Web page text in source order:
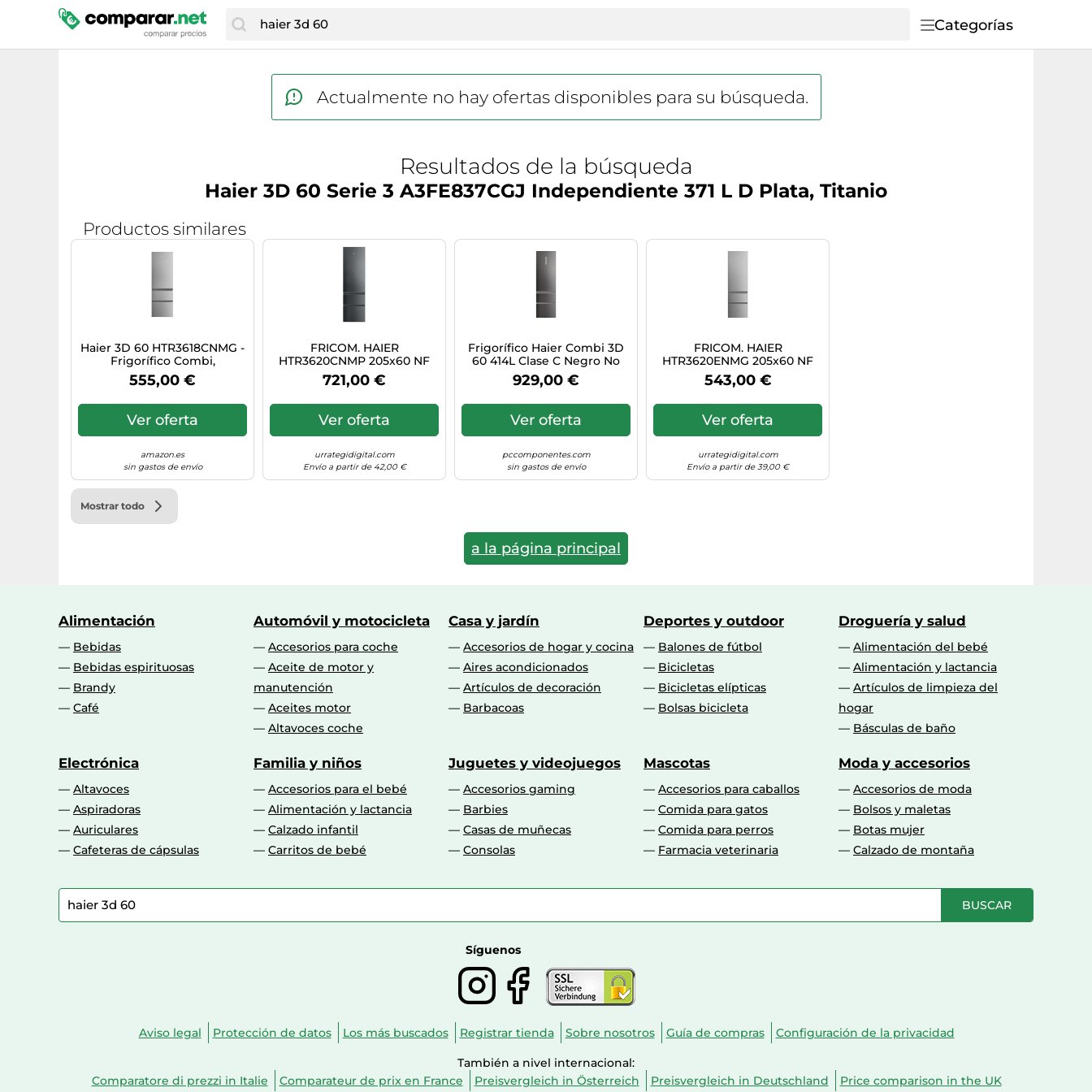
Categorías
Actualmente no hay ofertas disponibles para su búsqueda.
Resultados de la búsqueda
Haier 3D 60 Serie 3 A3FE837CGJ Independiente 371 L D Plata, Titanio
Productos similares
Haier 3D 60 HTR3618CNMG -
Frigorífico Combi,
Capacidad 360L, Cajones
Direct Access, Circular
Cajón 0º Fresh Zone, Total
No Frost, Ancho 60cm, Alto
1,85m, Iluminación LED, Inox
555,00 €
Ver oferta
amazon.es
sin gastos de envío
FRICOM. HAIER
HTR3620CNMP 205x60 NF
INOX 3D 3P
721,00 €
Ver oferta
urrategidigital.com
Envío a partir de 42,00 €
Frigorífico Haier Combi 3D
60 414L Clase C Negro No
Frost Display Digital
929,00 €
Ver oferta
pccomponentes.com
sin gastos de envío
FRICOM. HAIER
HTR3620ENMG 205x60 NF
INOX 3D 3P
543,00 €
Ver oferta
urrategidigital.com
Envío a partir de 39,00 €
Mostrar todo
a la página principal
Alimentación
Bebidas
Bebidas espirituosas
Brandy
Café
Automóvil y motocicleta
Accesorios para coche
Aceite de motor y
manutención
Aceites motor
Altavoces coche
Casa y jardín
Accesorios de hogar y cocina
Aires acondicionados
Artículos de decoración
Barbacoas
Deportes y outdoor
Balones de fútbol
Bicicletas
Bicicletas elípticas
Bolsas bicicleta
Droguería y salud
Alimentación del bebé
Alimentación y lactancia
Artículos de limpieza del
hogar
Básculas de baño
Electrónica
Altavoces
Aspiradoras
Auriculares
Cafeteras de cápsulas
Familia y niños
Accesorios para el bebé
Alimentación y lactancia
Calzado infantil
Carritos de bebé
Juguetes y videojuegos
Accesorios gaming
Barbies
Casas de muñecas
Consolas
Mascotas
Accesorios para caballos
Comida para gatos
Comida para perros
Farmacia veterinaria
Moda y accesorios
Accesorios de moda
Bolsos y maletas
Botas mujer
Calzado de montaña
BUSCAR
Síguenos
Aviso legal Protección de datos Los más buscados Registrar tienda Sobre nosotros Guía de compras Configuración de la privacidad
También a nivel internacional:
Comparatore di prezzi in Italie
Comparateur de prix en France Preisvergleich in Österreich Preisvergleich in Deutschland Price comparison in the UK